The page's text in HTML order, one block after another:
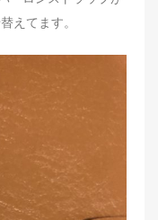
えてます。